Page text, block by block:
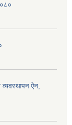
व्यवस्थापन ऐन,